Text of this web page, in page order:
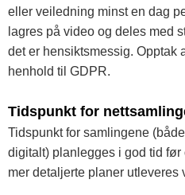
eller veiledning minst en dag
lagres på video og deles med
det er hensiktsmessig. Opptak
henhold til GDPR.
Tidspunkt for
Tidspunkt for samlingene
digitalt) planlegges i god tid før
mer detaljerte planer utleveres